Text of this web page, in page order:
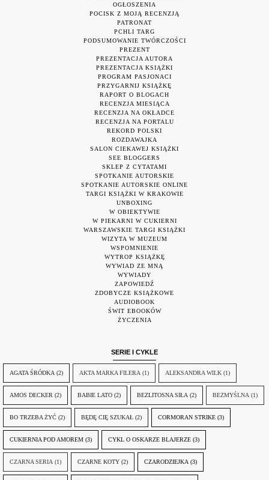
OGŁOSZENIA
POCISK Z MOJĄ RECENZJĄ
PATRONAT
PCHLI TARG
PODSUMOWANIE TWÓRCZOŚCI
PREZENT
PREZENTACJA AUTORA
PREZENTACJA KSIĄŻKI
PROGRAM PASJONACI
PRZYGARNIJ KSIĄŻKĘ
RAPORT O BLOGACH
RECENZJA MIESIĄCA
RECENZJA NA OKŁADCE
RECENZJA NA PORTALU
REKORD POLSKI
ROZDAWAJKA
SALON CIEKAWEJ KSIĄŻKI
SEE BLOGGERS
SKLEP Z CYTATAMI
SPOTKANIE AUTORSKIE
SPOTKANIE AUTORSKIE ONLINE
TARGI KSIĄŻKI W KRAKOWIE
UNBOXING
W OBIEKTYWIE
W PIEKARNI W CUKIERNI
WARSZAWSKIE TARGI KSIĄŻKI
WIZYTA W MUZEUM
WSPOMNIENIE
WYTROP KSIĄŻKĘ
WYWIAD ZE MNĄ
WYWIADY
ZAPOWIEDŹ
ZDOBYCZE KSIĄŻKOWE
AUDIOBOOK
ŚWIT EBOOKÓW
ŻYCZENIA
SERIE I CYKLE
AGATA ŚRÓDKA (2) AKTA MARKA FILERA (1) ALEKSANDRA WILK (1)
AMOS DECKER (2) BABIE LATO (2) BEZLITOSNA SIŁA (2) BEZMYŚLNA (1)
BO TRZEBA ŻYĆ (2) BĘDĘ CIĘ SZUKAŁ (2) CORMORAN STRIKE (3)
CUKIERNIA POD AMOREM (3) CYKL O OSKARZE BLAJERZE (3)
CZARNA SERIA (1) CZARNE KOTY (2) CZARODZIEJKA (3)